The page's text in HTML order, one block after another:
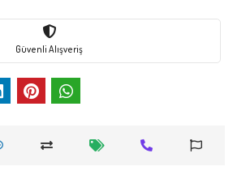
Güvenli Alışveriş